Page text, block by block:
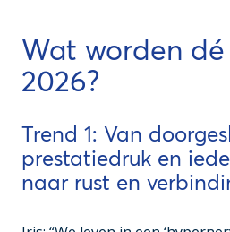
Wat worden dé
2026?
Trend 1: Van
prestatiedruk en
naar rust en